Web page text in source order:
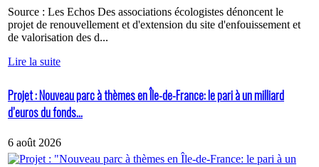
Source : Les Echos Des associations écologistes dénoncent le
projet de renouvellement et d'extension du site d'enfouissement et
de valorisation des d...
Lire la suite
Projet : Nouveau parc à thèmes en Île-de-France: le pari à un milliard
d’euros du fonds...
6 août 2026